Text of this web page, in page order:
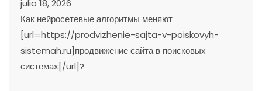
julio 18, 2026
Как нейросетевые алгоритмы меняют
[url=https://prodvizhenie-sajta-v-poiskovyh-
sistemah.ru]продвижение сайта в поисковых
системах[/url]?